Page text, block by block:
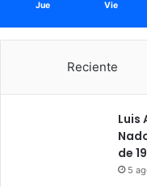
Jue Vie
Reciente
Luis
de
5